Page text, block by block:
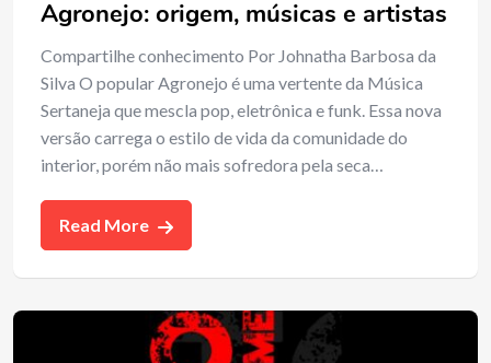
Agronejo: origem, músicas e artistas
Compartilhe conhecimento Por Johnatha Barbosa da
Silva O popular Agronejo é uma vertente da Música
Sertaneja que mescla pop, eletrônica e funk. Essa nova
versão carrega o estilo de vida da comunidade do
interior, porém não mais sofredora pela seca…
Read More